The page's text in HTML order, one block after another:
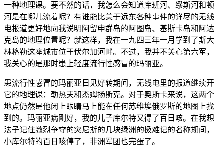
一种地理课。要不然的话，我怎么会知道库班河、缪斯河和顿
河是在哪儿流着呢？有谁能比关于远东各种事件的详尽的无线
电报道更好地向我说明阿留申群岛的阿图岛、基斯卡岛和阿达
克岛的地理位置呢？就这样，我在一九四三年一月学到了斯大
林格勒这座城市位于伏尔加河畔。不过，我并不关心第六军，
我关心的是那时患上轻度流行性感冒的玛丽亚。
患流行性感冒的玛丽亚日见好转期间，无线电里的报道继续开
它的地理课：勒热夫和杰姆扬斯克。对于奥斯卡来说，这两个
地点仍然是他闭上眼睛马上能在任何苏维埃俄罗斯的地图上找
到的。玛丽亚病刚好，我的儿子库尔特又得了百日咳。在我想
法子记住激烈争夺的突尼斯的几块绿洲的极难记的名称期间，
小库尔特的百日咳停了，非洲军团也完蛋了。